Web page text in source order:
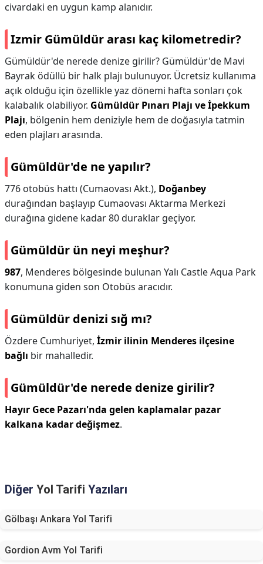
civardaki en uygun kamp alanıdır.
Izmir Gümüldür arası kaç kilometredir?
Gümüldür'de nerede denize girilir? Gümüldür'de Mavi
Bayrak ödüllü bir halk plajı bulunuyor. Ücretsiz kullanıma
açık olduğu için özellikle yaz dönemi hafta sonları çok
kalabalık olabiliyor. Gümüldür Pınarı Plajı ve İpekkum
Plajı, bölgenin hem deniziyle hem de doğasıyla tatmin
eden plajları arasında.
Gümüldür'de ne yapılır?
776 otobüs hattı (Cumaovası Akt.), Doğanbey
durağından başlayıp Cumaovası Aktarma Merkezi
durağına gidene kadar 80 duraklar geçiyor.
Gümüldür ün neyi meşhur?
987, Menderes bölgesinde bulunan Yalı Castle Aqua Park
konumuna giden son Otobüs aracıdır.
Gümüldür denizi sığ mı?
Özdere Cumhuriyet, İzmir ilinin Menderes ilçesine
bağlı bir mahalledir.
Gümüldür'de nerede denize girilir?
Hayır Gece Pazarı'nda gelen kaplamalar pazar
kalkana kadar değişmez.
Diğer Yol Tarifi Yazıları
Gölbaşı Ankara Yol Tarifi
Gordion Avm Yol Tarifi